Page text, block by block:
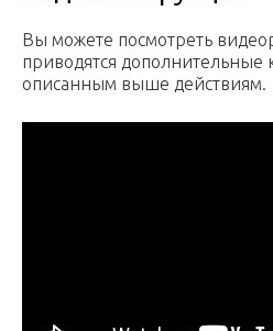
Вы можете посмотреть
приводятся дополнительные
описанным выше действиям.